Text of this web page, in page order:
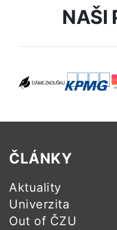
NAŠI
ČLÁNKY
Aktuality
Univerzita
Out of ČZU